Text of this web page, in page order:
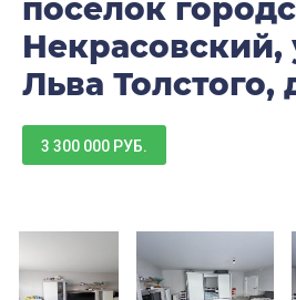
поселок
Некрасовский,
Льва Толстого,
3 300 000 РУБ.